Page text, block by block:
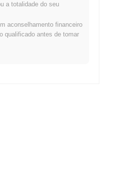
a totalidade do seu
aconselhamento financeiro
qualificado antes de tomar